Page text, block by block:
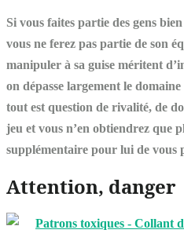
Si vous faites partie des gens
vous ne ferez pas partie de son
manipuler à sa guise méritent
on dépasse largement le
tout est question de rivalité, de
jeu et vous n’en obtiendrez que
supplémentaire pour lui de vous
Attention, danger